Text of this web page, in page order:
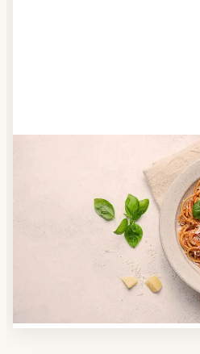
Anbieter finden
Nutzen Sie unsere große
um herauszufinden, welche
Region gibt und welcher am
Verschaffen Sie sich auch
Essen auf Rädern-Kosten.